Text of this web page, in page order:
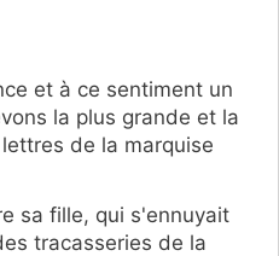
et à ce sentiment un
la plus grande et la
de la marquise
sa fille, qui s'ennuyait
tracasseries de la